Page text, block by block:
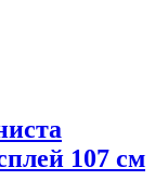
107 см